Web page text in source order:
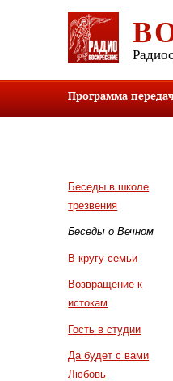
Программа
Беседы в школе
трезвения
Беседы о Вечном
В кругу семьи
Возвращение к
истокам
Гость в студии
Да будет с вами
Любовь